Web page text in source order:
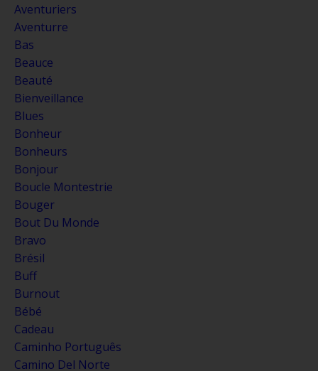
Aventuriers
Aventurre
Bas
Beauce
Beauté
Bienveillance
Blues
Bonheur
Bonheurs
Bonjour
Boucle Montestrie
Bouger
Bout Du Monde
Bravo
Brésil
Buff
Burnout
Bébé
Cadeau
Caminho Português
Camino Del Norte